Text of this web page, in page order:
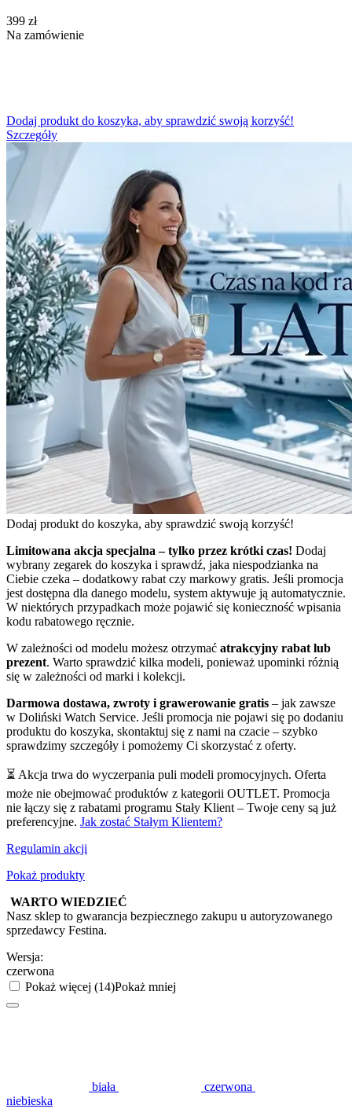
‍399‍ zł
Na zamówienie
Dodaj produkt do koszyka, aby sprawdzić swoją korzyść!
Szczegóły
Dodaj produkt do koszyka, aby sprawdzić swoją korzyść!
Limitowana akcja specjalna – tylko przez krótki czas! Dodaj
wybrany zegarek do koszyka i sprawdź, jaka niespodzianka na
Ciebie czeka – dodatkowy rabat czy markowy gratis. Jeśli promocja
jest dostępna dla danego modelu, system aktywuje ją automatycznie.
W niektórych przypadkach może pojawić się konieczność wpisania
kodu rabatowego ręcznie.
W zależności od modelu możesz otrzymać atrakcyjny rabat lub
prezent. Warto sprawdzić kilka modeli, ponieważ upominki różnią
się w zależności od marki i kolekcji.
Darmowa dostawa, zwroty i grawerowanie gratis – jak zawsze
w Doliński Watch Service. Jeśli promocja nie pojawi się po dodaniu
produktu do koszyka, skontaktuj się z nami na czacie – szybko
sprawdzimy szczegóły i pomożemy Ci skorzystać z oferty.
⏳ Akcja trwa do wyczerpania puli modeli promocyjnych. Oferta
może nie obejmować produktów z kategorii OUTLET. Promocja
nie łączy się z rabatami programu Stały Klient – Twoje ceny są już
preferencyjne. Jak zostać Stałym Klientem?
Regulamin akcji
Pokaż produkty
WARTO WIEDZIEĆ
Nasz sklep to gwarancja bezpiecznego zakupu u autoryzowanego
sprzedawcy Festina.
Wersja:
czerwona
Pokaż więcej (14)Pokaż mniej
biała
czerwona
niebieska